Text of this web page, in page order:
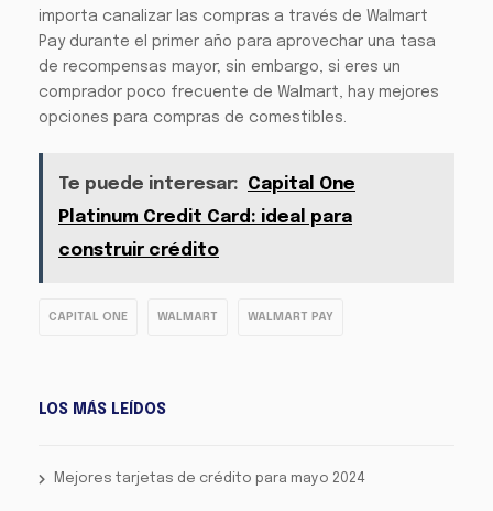
importa canalizar las compras a través de Walmart
Pay durante el primer año para aprovechar una tasa
de recompensas mayor; sin embargo, si eres un
comprador poco frecuente de Walmart, hay mejores
opciones para compras de comestibles.
Te puede interesar: Capital One
Platinum Credit Card: ideal para
construir crédito
CAPITAL ONE WALMART WALMART PAY
LOS MÁS LEÍDOS
Mejores tarjetas de crédito para mayo 2024